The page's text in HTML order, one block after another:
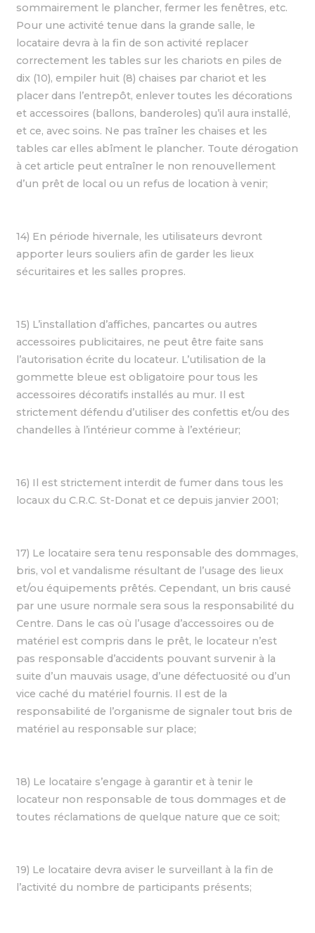
sommairement le plancher, fermer les fenêtres, etc.
Pour une activité tenue dans la grande salle, le
locataire devra à la fin de son activité replacer
correctement les tables sur les chariots en piles de
dix (10), empiler huit (8) chaises par chariot et les
placer dans l’entrepôt, enlever toutes les décorations
et accessoires (ballons, banderoles) qu’il aura installé,
et ce, avec soins. Ne pas traîner les chaises et les
tables car elles abîment le plancher. Toute dérogation
à cet article peut entraîner le non renouvellement
d’un prêt de local ou un refus de location à venir;
14) En période hivernale, les utilisateurs devront
apporter leurs souliers afin de garder les lieux
sécuritaires et les salles propres.
15) L’installation d’affiches, pancartes ou autres
accessoires publicitaires, ne peut être faite sans
l’autorisation écrite du locateur. L’utilisation de la
gommette bleue est obligatoire pour tous les
accessoires décoratifs installés au mur. Il est
strictement défendu d’utiliser des confettis et/ou des
chandelles à l’intérieur comme à l’extérieur;
16) Il est strictement interdit de fumer dans tous les
locaux du C.R.C. St-Donat et ce depuis janvier 2001;
17) Le locataire sera tenu responsable des dommages,
bris, vol et vandalisme résultant de l’usage des lieux
et/ou équipements prêtés. Cependant, un bris causé
par une usure normale sera sous la responsabilité du
Centre. Dans le cas où l’usage d’accessoires ou de
matériel est compris dans le prêt, le locateur n’est
pas responsable d’accidents pouvant survenir à la
suite d’un mauvais usage, d’une défectuosité ou d’un
vice caché du matériel fournis. Il est de la
responsabilité de l’organisme de signaler tout bris de
matériel au responsable sur place;
18) Le locataire s’engage à garantir et à tenir le
locateur non responsable de tous dommages et de
toutes réclamations de quelque nature que ce soit;
19) Le locataire devra aviser le surveillant à la fin de
l’activité du nombre de participants présents;